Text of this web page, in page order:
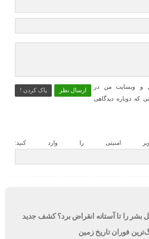
ارسال نظر پاک کردن !
و وبسایت من در
که دوباره دیدگاهی
امنیتی را وارد کنید:
بشر را تا آستانه انقراض برد؟ کشف جدید
فوران تاریخ زمین